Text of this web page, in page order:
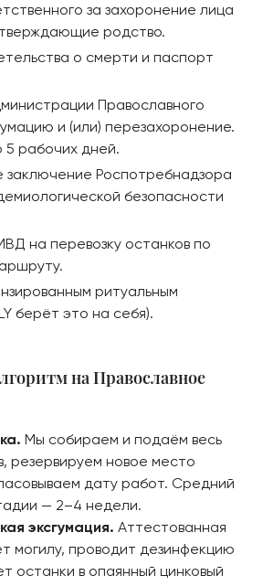
за захоронение лица
родство.
о смерти и паспорт
Православного
и (или) перезахоронение.
рабочих дней.
заключение Роспотребнадзора
безопасности
на перевозку останков по
ритуальным
берёт это на себя).
на Православное
Мы собираем и подаём весь
резервируем новое место
дату работ. Средний
— 2–4 недели.
эксгумация. Аттестованная
могилу, проводит дезинфекцию
останки в опаянный цинковый